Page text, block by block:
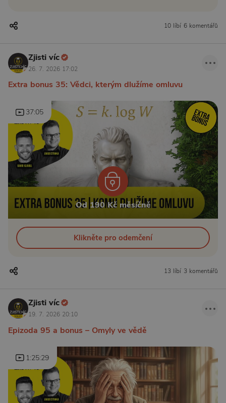
10 líbí 6 komentářů
Zjisti víc
26. 7. 2026 17:02
Extra bonus 35: Vědci, kterým dlužíme omluvu
37:05
Od 190 Kč měsíčně
Klikněte pro odemčení
13 líbí 3 komentářů
Zjisti víc
19. 7. 2026 20:10
Epizoda 95 a bonus – Omyly ve vědě
1:25:29